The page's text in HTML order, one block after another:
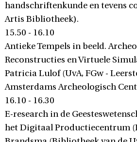
handschriftenkunde en tevens
Artis Bibliotheek).
15.50 - 16.10
Antieke Tempels in beeld.
Reconstructies en Virtuele
Patricia Lulof (UvA, FGw -
Amsterdams Archeologisch
16.10 - 16.30
E-research in de
het Digitaal Productiecentrum